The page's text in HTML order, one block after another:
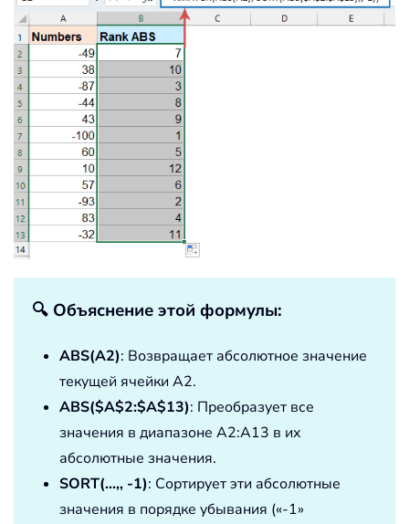
🔍 Объяснение этой формулы:
ABS(A2): Возвращает абсолютное значение
текущей ячейки A2.
ABS($A$2:$A$13): Преобразует все
значения в диапазоне A2:A13 в их
абсолютные значения.
SORT(...,, -1): Сортирует эти абсолютные
значения в порядке убывания («-1»